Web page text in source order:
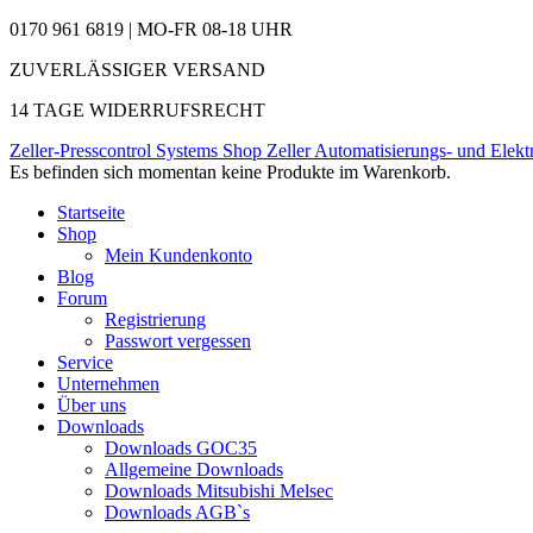
0170 961 6819 | MO-FR 08-18 UHR
ZUVERLÄSSIGER VERSAND
14 TAGE WIDERRUFSRECHT
Zeller-Presscontrol Systems Shop Zeller Automatisierungs- und
Es befinden sich momentan keine Produkte im Warenkorb.
Startseite
Shop
Mein Kundenkonto
Blog
Forum
Registrierung
Passwort vergessen
Service
Unternehmen
Über uns
Downloads
Downloads GOC35
Allgemeine Downloads
Downloads Mitsubishi Melsec
Downloads AGB`s